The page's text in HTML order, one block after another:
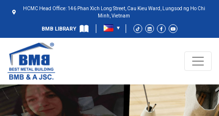
HCMC Head Office: 146 Phan Xich Long Street, Cau Kieu Ward, Lungsod ng Ho Chi
Minh, Vietnam
BMB LIBRARY